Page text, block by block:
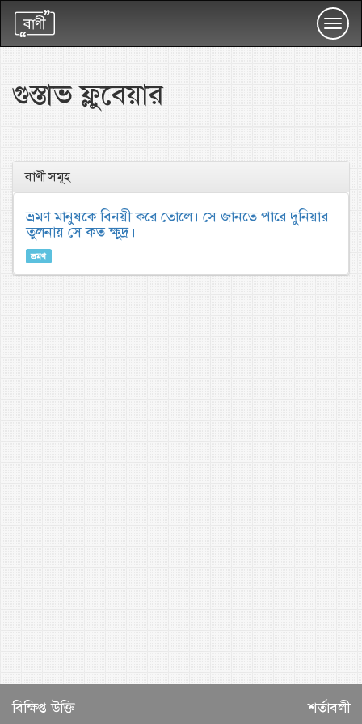
গুস্তাভ ফ্লুবেয়ার
বাণী সমূহ
ভ্রমণ মানুষকে বিনয়ী করে তোলে। সে জানতে পারে দুনিয়ার
তুলনায় সে কত ক্ষুদ্র।
ভ্রমণ
বিক্ষিপ্ত উক্তি শর্তাবলী